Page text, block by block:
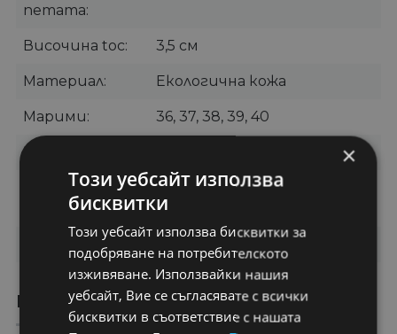
петата
Височина toc 3,5 см
Материал Екологична кожа
Марими 36, 37, 38, 39, 40
Цвят
Категории Дамски боти,Ежедневни
боти
CAROLIE
ПРЕПОРЪЧАНИ ПРОДУКТИ
×
Този уебсайт използва
бисквитки
Този уебсайт използва бисквитки за
подобряване на потребителското
изживяване. Използвайки нашия
уебсайт, Вие се съгласявате с всички
бисквитки в съответствие с нашата